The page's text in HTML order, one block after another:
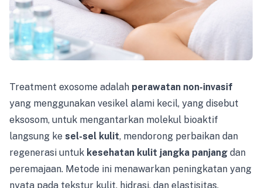
Treatment exosome adalah perawatan non-invasif
yang menggunakan vesikel alami kecil, yang disebut
eksosom, untuk mengantarkan molekul bioaktif
langsung ke sel-sel kulit, mendorong perbaikan dan
regenerasi untuk kesehatan kulit jangka panjang dan
peremajaan. Metode ini menawarkan peningkatan yang
nyata pada tekstur kulit, hidrasi, dan elastisitas,